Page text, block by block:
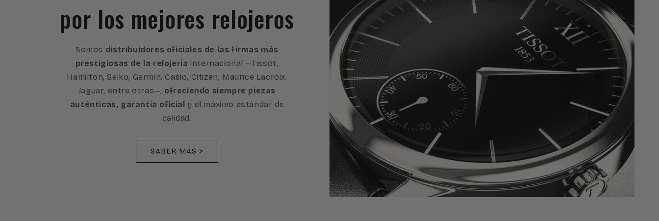
por los mejores relojeros
Somos distribuidores oficiales de las firmas más
prestigiosas de la relojería internacional —Tissot,
Hamilton, Seiko, Garmin, Casio, Citizen, Maurice Lacroix,
Jaguar, entre otras—, ofreciendo siempre piezas
auténticas, garantía oficial y el máximo estándar de
calidad.
SABER MÁS >